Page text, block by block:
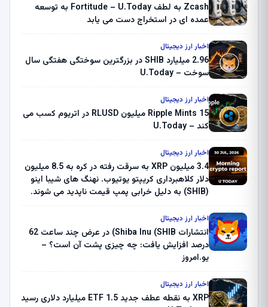
Zcash به لطف Fortitude – U.Today به توسعه
عمده ای در استخراج دست می یابد
اخبار ارز دیجیتال
2.96 میلیارد SHIB در بزرگترین سوختگی هفتگی سال
سوخت – U.Today
اخبار ارز دیجیتال
Ripple Mints 15 میلیون RLUSD در اتریوم کسب می
کند – U.Today
اخبار ارز دیجیتال
3.4 میلیون XRP به سرقت رفته در کره به 8.5 میلیون
دلار کلاهبرداری کریپتو یوتیوب. نهنگ های شیبا اینو
(SHIB) به دلیل خرابی پمپ قیمت ناپدید می شوند.
ثبت کرد – گزارش کریپتو صبح – U.Today
اخبار ارز دیجیتال
انتشارات Shiba Inu (SHIB) در عرض چند ساعت 62
درصد افزایش یافت: چه چیزی پشت آن است؟ –
یو.امروز
اخبار ارز دیجیتال
XRP به نقطه عطف جدید ETF 1.5 میلیارد دلاری رسید